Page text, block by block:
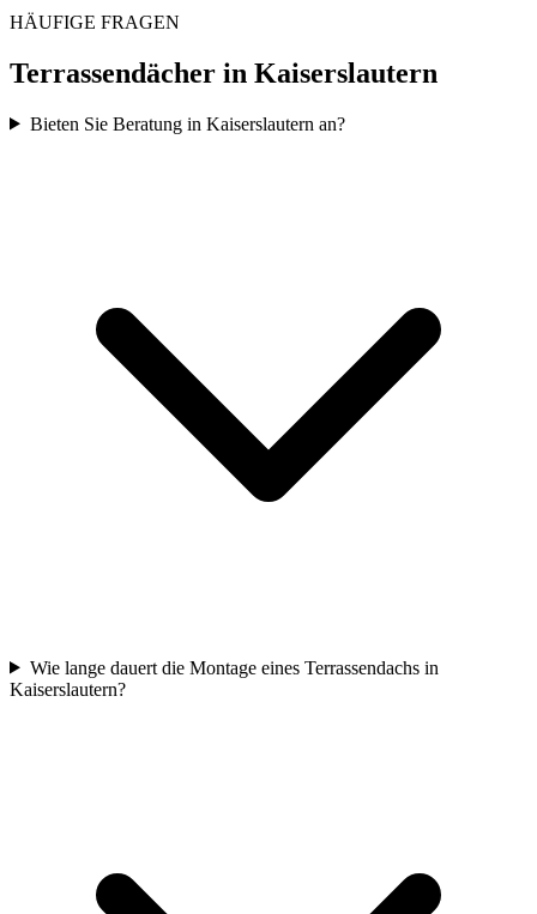
HÄUFIGE FRAGEN
Terrassendächer in Kaiserslautern
Bieten Sie Beratung in Kaiserslautern an?
Wie lange dauert die Montage eines Terrassendachs in
Kaiserslautern?